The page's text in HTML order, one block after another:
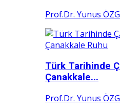
Prof.Dr. Yunus
Türk Tarihinde
Çanakkale...
Prof.Dr. Yunus